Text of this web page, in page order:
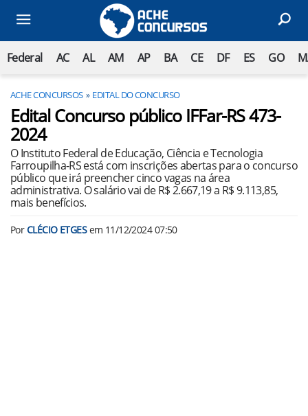
Federal AC AL AM AP BA CE DF ES GO
ACHE CONCURSOS EDITAL DO CONCURSO
Edital Concurso público IFFar-RS 473-
2024
O Instituto Federal de Educação, Ciência e Tecnologia
Farroupilha-RS está com inscrições abertas para o concurso
público que irá preencher cinco vagas na área
administrativa. O salário vai de R$ 2.667,19 a R$ 9.113,85,
mais benefícios.
PorCLÉCIO ETGESem 11/12/2024 07:50